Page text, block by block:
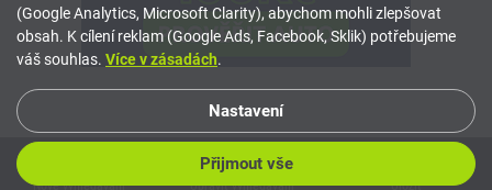
Nové vyhledávání Upravit vyhledávání Uložit
Inzerovat Mé hledání Porovnávač Oblíbené
(Google Analytics, Microsoft Clarity), abychom mohli zlepšovat
obsah. K cílení reklam (Google Ads, Facebook, Sklik) potřebujeme
váš souhlas. Více v zásadách.
Nastavení
Přijmout vše